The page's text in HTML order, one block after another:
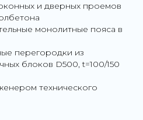
и дверных проемов
монолитные пояса в
перегородки из
блоков D500, t=100/150
технического